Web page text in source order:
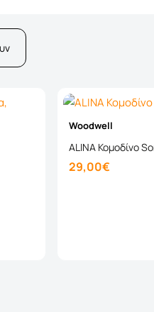
Woodwell
ALINA Κομοδίνο
29,00€